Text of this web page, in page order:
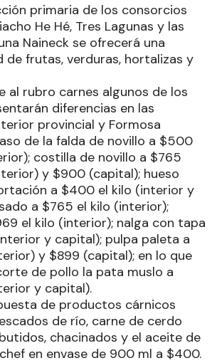
primaria de los consorcios
He Hé, Tres Lagunas y las
Naineck se ofrecerá una
de frutas, verduras, hortalizas y
al rubro carnes algunos de los
diferencias en las
provincial y Formosa
de la falda de novillo a $500
costilla de novillo a $765
y $900 (capital); hueso
a $400 el kilo (interior y
a $765 el kilo (interior);
el kilo (interior); nalga con tapa
y capital); pulpa paleta a
y $899 (capital); en lo que
de pollo la pata muslo a
y capital).
de productos cárnicos
de río, carne de cerdo
chacinados y el aceite de
en envase de 900 ml a $400.